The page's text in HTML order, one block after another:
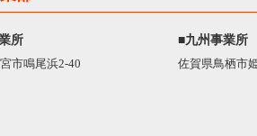
所
市鳴尾浜2-40
■九州事業所
佐賀県鳥栖市